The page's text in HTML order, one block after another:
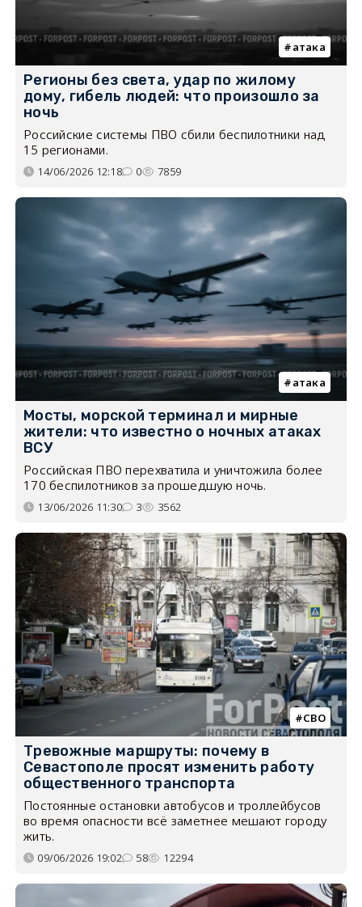
атака
Регионы без света, удар по жилому
дому, гибель людей: что произошло за
ночь
Российские системы ПВО сбили беспилотники над
15 регионами.
14/06/2026 12:18 0 7859
атака
Мосты, морской терминал и мирные
жители: что известно о ночных атаках
ВСУ
Российская ПВО перехватила и уничтожила более
170 беспилотников за прошедшую ночь.
13/06/2026 11:30 3 3562
СВО
Тревожные маршруты: почему в
Севастополе просят изменить работу
общественного транспорта
Постоянные остановки автобусов и троллейбусов
во время опасности всё заметнее мешают городу
жить.
09/06/2026 19:02 58 12294